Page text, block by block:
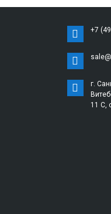
+7
г.
11 С,